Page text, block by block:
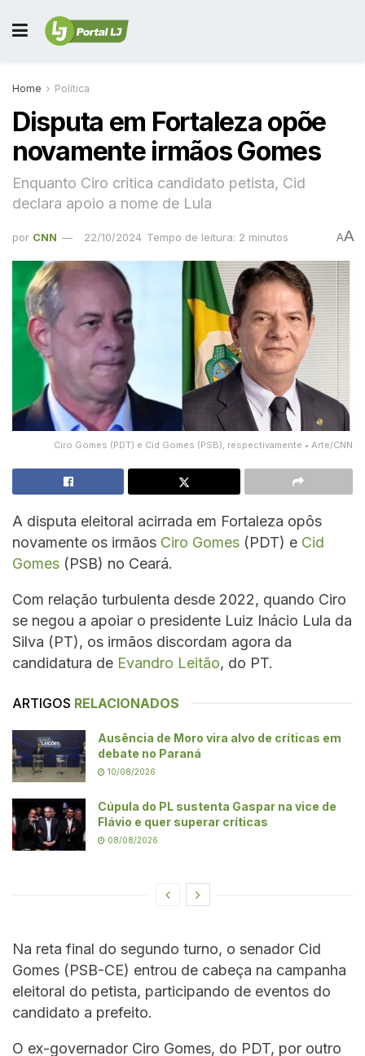
Home Política
Disputa em Fortaleza opõe
novamente irmãos Gomes
Enquanto Ciro critica candidato petista, Cid
declara apoio a nome de Lula
por CNN 22/10/2024 Tempo de leitura: 2 minutos AA
Ciro Gomes (PDT) e Cid Gomes (PSB), respectivamente • Arte/CNN
A disputa eleitoral acirrada em Fortaleza opôs
novamente os irmãos Ciro Gomes (PDT) e Cid
Gomes (PSB) no Ceará.
Com relação turbulenta desde 2022, quando Ciro
se negou a apoiar o presidente Luiz Inácio Lula da
Silva (PT), os irmãos discordam agora da
candidatura de Evandro Leitão, do PT.
ARTIGOS RELACIONADOS
Ausência de Moro vira alvo de críticas em
debate no Paraná
10/08/2026
Cúpula do PL sustenta Gaspar na vice de
Flávio e quer superar críticas
08/08/2026
Na reta final do segundo turno, o senador Cid
Gomes (PSB-CE) entrou de cabeça na campanha
eleitoral do petista, participando de eventos do
candidato a prefeito.
O ex-governador Ciro Gomes, do PDT, por outro